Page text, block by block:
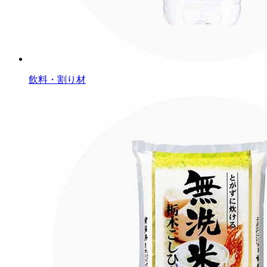
飲料・割り材